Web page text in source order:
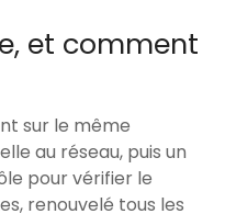
et comment
sur le même
au réseau, puis un
pour vérifier le
renouvelé tous les